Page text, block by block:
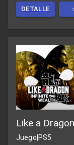
DETALLE
Like a
Juego PS5